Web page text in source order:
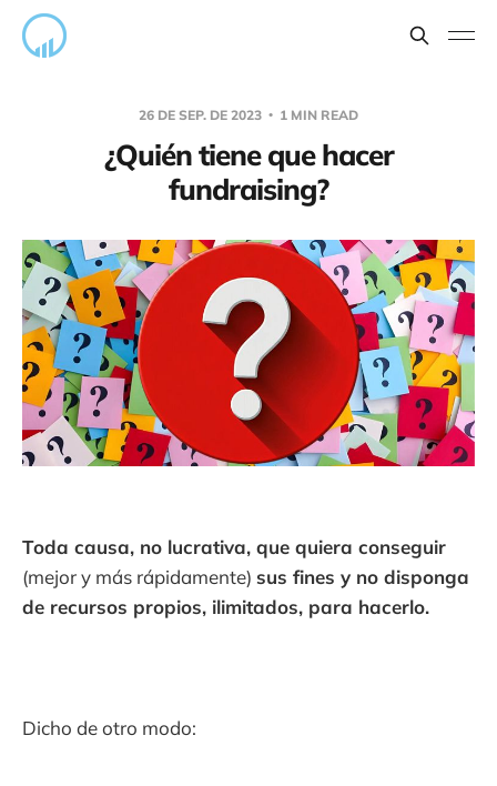
26 DE SEP. DE 2023 1 MIN READ
¿Quién tiene que hacer
fundraising?
Toda causa, no lucrativa, que quiera conseguir
(mejor y más rápidamente) sus fines y no disponga
de recursos propios, ilimitados, para hacerlo.
Dicho de otro modo: